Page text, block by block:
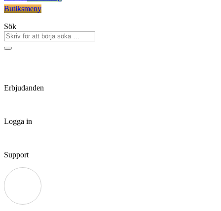
Butiksmeny
Sök
Erbjudanden
Logga in
Support